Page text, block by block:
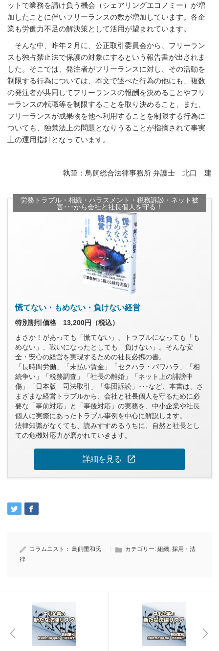
ットで業務を請け負う機会（シェアリングエコノミー）が増
加したことに伴いフリーランスの数が増加しています。各企
業も労働力不足の解決策として活用が望まれています。
そんな中、昨年２月に、公正取引委員会から、フリーラン
スも独占禁止法で保護の対象にするという報告書が出されま
した。そこでは、発注者がフリーランスに対し、その活動を
制限する行為については、本文で述べた行為の他にも、複数
の発注者が共同してフリーランスの報酬を決めることやフリ
ーランスの転職等を制限することを取り決めること、また、
フリーランスが成果物を他へ利用することを制限する行為に
ついても、独禁法上の問題となりうることが指摘されて事実
上の運用指針となっています。
執筆：鳥飼総合法律事務所 弁護士 北口 建
労務トラブル・相続・ハラスメント・税務訴訟・ネット被
害･･･から会社と社長個人を守る！
慌てない・もめない・負けない経営
特別割引価格 13,200円（税込）
まさか！があっても「慌てない」、トラブルになっても「も
めない」、戦いになったとしても「負けない」。そんな安
全・安心の経営を実現するための社長必携の書。
「長時間労働」「未払い賃金」「セクハラ・パワハラ」「相
続争い」「税務調査」「社長の離婚」「ネット上の誹謗中
傷」「日本版 司法取引」「集団訴訟」･･･など、本書は、さ
まざまな経営トラブルから、会社と社長個人を守るために必
要な「事前対応」と「事後対応」の実務を、中小企業や社長
個人に実際にあったトラブル事例を中心に解説します。
法律知識がなくても、読みすすめるうちに、自然と社長とし
ての危機対応力が磨かれていきます。
詳細を見る open_in_new
コラムニスト： 鳥飼重和氏 カテゴリー: 組織, 採用・法
律